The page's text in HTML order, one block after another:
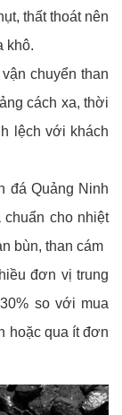
thất thoát nên
khô.
chuyển than
cách xa, thời
lệch với khách
đá Quảng Ninh
cho nhiệt
bùn, than cám
đơn vị trung
so với mua
hoặc qua ít đơn